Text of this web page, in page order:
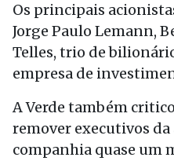
Os principais
Jorge Paulo Lemann,
Telles, trio de
empresa de
A Verde também
remover executivos
companhia quase um